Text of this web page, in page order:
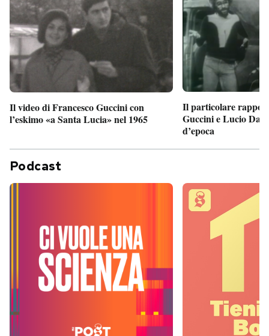
Il video di Francesco Guccini con
l’eskimo «a Santa Lucia» nel 1965
Il particolare
Guccini e Lucio
d’epoca
Podcast